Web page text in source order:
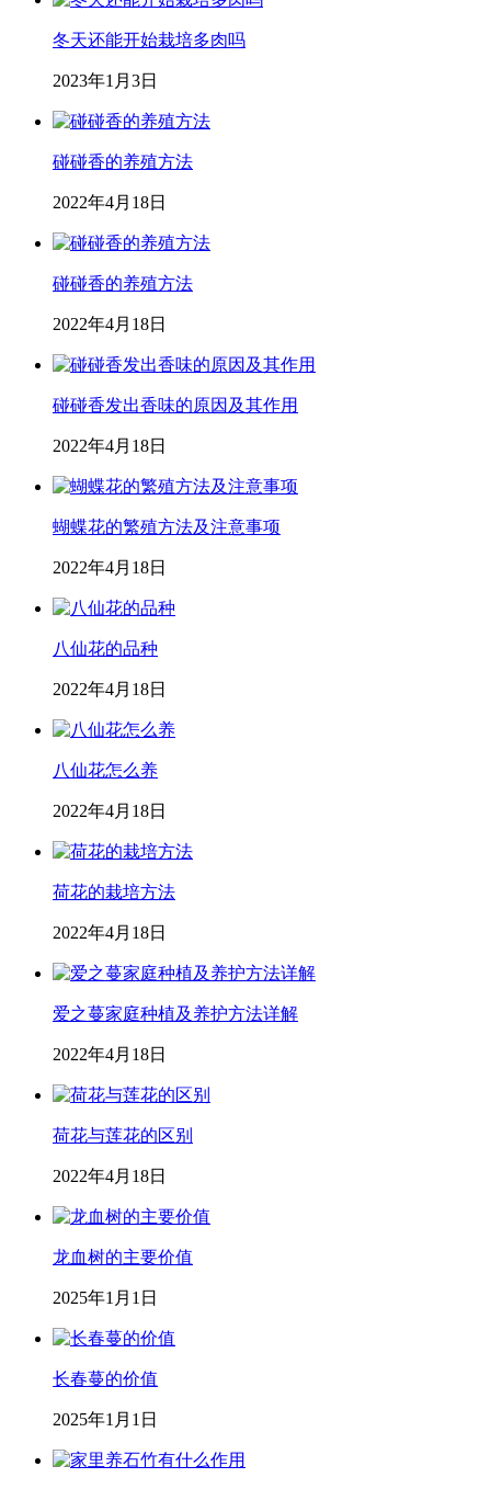
冬天还能开始栽培多肉吗
2023年1月3日
碰碰香的养殖方法
2022年4月18日
碰碰香的养殖方法
2022年4月18日
碰碰香发出香味的原因及其作用
2022年4月18日
蝴蝶花的繁殖方法及注意事项
2022年4月18日
八仙花的品种
2022年4月18日
八仙花怎么养
2022年4月18日
荷花的栽培方法
2022年4月18日
爱之蔓家庭种植及养护方法详解
2022年4月18日
荷花与莲花的区别
2022年4月18日
龙血树的主要价值
2025年1月1日
长春蔓的价值
2025年1月1日